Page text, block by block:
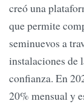
creó una
que permite
seminuevos a
instalaciones de
confianza. En
20% mensual y